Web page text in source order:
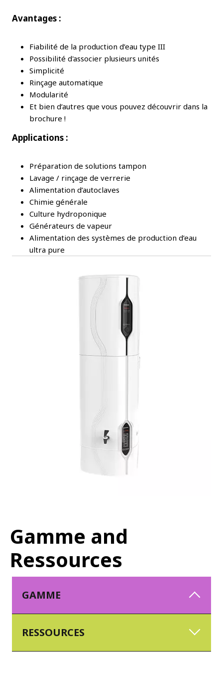
Avantages :
Fiabilité de la production d’eau type III
Possibilité d'associer plusieurs unités
Simplicité
Rinçage automatique
Modularité
Et bien d’autres que vous pouvez découvrir dans la
brochure !
Applications :
Préparation de solutions tampon
Lavage / rinçage de verrerie
Alimentation d’autoclaves
Chimie générale
Culture hydroponique
Générateurs de vapeur
Alimentation des systèmes de production d’eau
ultra pure
Gamme and
Ressources
GAMME
RESSOURCES